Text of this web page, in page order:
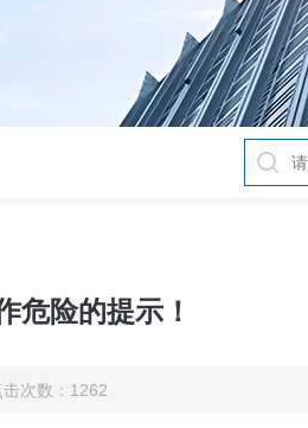
危险的提示！
次数：1262